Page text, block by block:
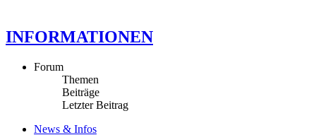
INFORMATIONEN
Forum
Themen
Beiträge
Letzter Beitrag
News & Infos